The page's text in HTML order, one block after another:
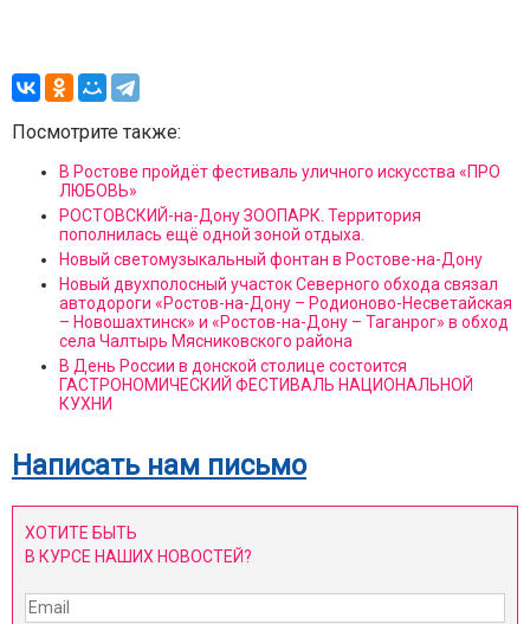
Посмотрите также:
В Ростове пройдёт фестиваль уличного искусства «ПРО
ЛЮБОВЬ»
РОСТОВСКИЙ-на-Дону ЗООПАРК. Территория
пополнилась ещё одной зоной отдыха.
Новый светомузыкальный фонтан в Ростове-на-Дону
Новый двухполосный участок Северного обхода связал
автодороги «Ростов-на-Дону – Родионово-Несветайская
– Новошахтинск» и «Ростов-на-Дону – Таганрог» в обход
села Чалтырь Мясниковского района
В День России в донской столице состоится
ГАСТРОНОМИЧЕСКИЙ ФЕСТИВАЛЬ НАЦИОНАЛЬНОЙ
КУХНИ
Написать нам письмо
ХОТИТЕ БЫТЬ
В КУРСЕ НАШИХ НОВОСТЕЙ?